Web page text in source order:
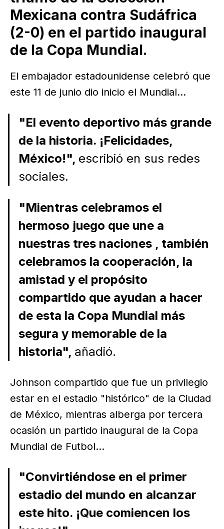
Mexicana contra Sudáfrica
(2-0) en el partido inaugural
de la Copa Mundial.
El embajador estadounidense celebró que
este 11 de junio dio inicio el Mundial...
"El evento deportivo más grande
de la historia. ¡Felicidades,
México!", escribió en sus redes
sociales.
"Mientras celebramos el
hermoso juego que une a
nuestras tres naciones , también
celebramos la cooperación, la
amistad y el propósito
compartido que ayudan a hacer
de esta la Copa Mundial más
segura y memorable de la
historia", añadió.
Johnson compartido que fue un privilegio
estar en el estadio "histórico" de la Ciudad
de México, mientras alberga por tercera
ocasión un partido inaugural de la Copa
Mundial de Futbol...
"Convirtiéndose en el primer
estadio del mundo en alcanzar
este hito. ¡Que comiencen los